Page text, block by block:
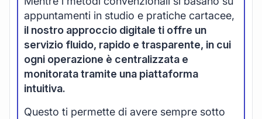
appuntamenti in studio e pratiche cartacee,
il nostro approccio digitale ti offre un
servizio fluido, rapido e trasparente, in cui
ogni operazione è centralizzata e
monitorata tramite una piattaforma
intuitiva.
Questo ti permette di avere sempre sotto